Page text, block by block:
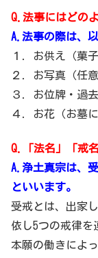
Q.法事にはどの
A.法事の際は、
１．お供え（菓
２．お写真（任意
３．お位牌・過
４．お花（お墓
Q.「法名」「戒
A.浄土真宗は、
といいます。
受戒とは、出家
依し5つの戒律を
本願の働きによ